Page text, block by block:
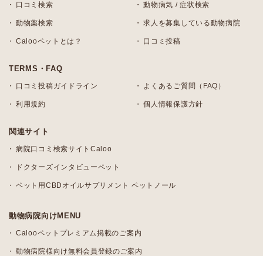
口コミ検索 動物病気 / 症状検索
動物薬検索 求人を募集している動物病院
Calooペットとは？ 口コミ投稿
TERMS・FAQ
口コミ投稿ガイドライン よくあるご質問（FAQ）
利用規約 個人情報保護方針
関連サイト
病院口コミ検索サイトCaloo
ドクターズインタビューペット
ペット用CBDオイルサプリメント ペットノール
動物病院向けMENU
Calooペットプレミアム掲載のご案内
動物病院様向け無料会員登録のご案内